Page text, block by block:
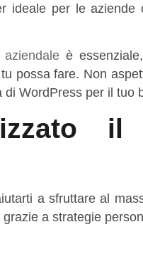
ideale per le
aziendale è
possa fare. Non
WordPress per il tuo
il
a sfruttare al
a strategie